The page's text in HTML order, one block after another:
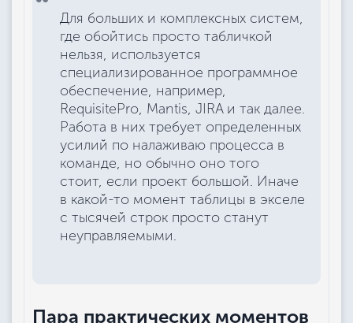
Для больших и комплексных систем,
где обойтись просто табличкой
нельзя, используется
специализированное программное
обеспечение, например,
RequisitePro, Mantis, JIRA и так далее.
Работа в них требует определенных
усилий по налаживаю процесса в
команде, но обычно оно того
стоит, если проект большой. Иначе
в какой-то момент таблицы в экселе
с тысячей строк просто станут
неуправляемыми.
Пара практических моментов